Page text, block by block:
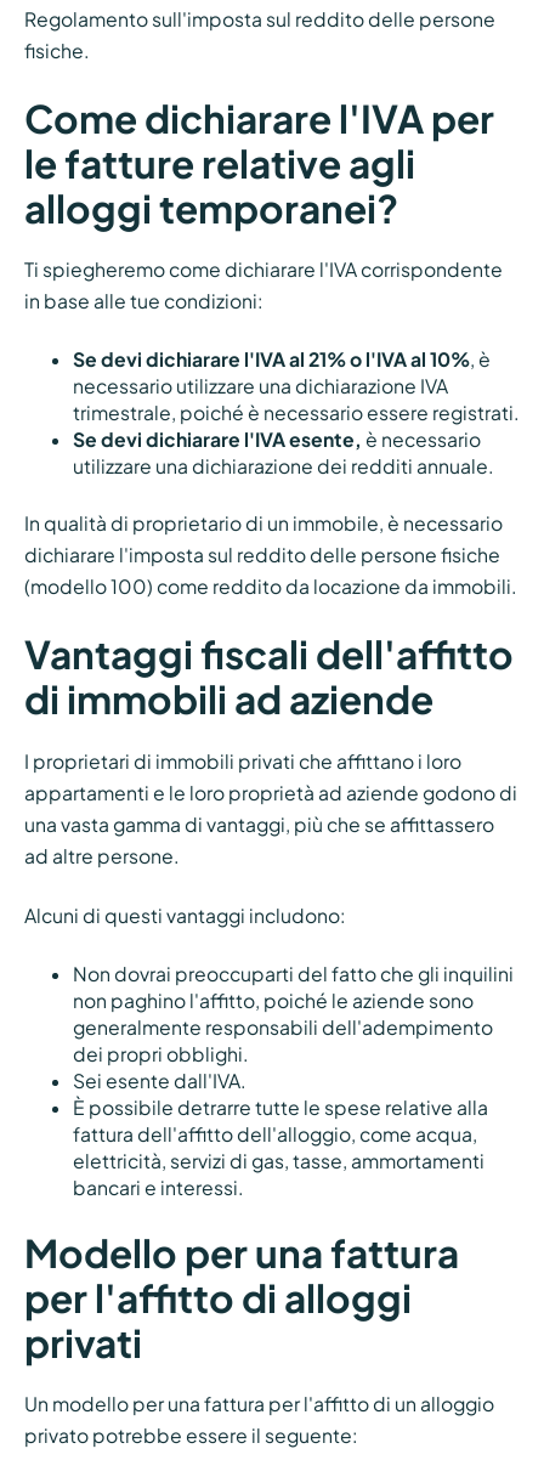
Regolamento sull'imposta sul reddito delle persone
fisiche.
Come dichiarare l'IVA per
le fatture relative agli
alloggi temporanei?
Ti spiegheremo come dichiarare l'IVA corrispondente
in base alle tue condizioni:
Se devi dichiarare l'IVA al 21% o l'IVA al 10%, è
necessario utilizzare una dichiarazione IVA
trimestrale, poiché è necessario essere registrati.
Se devi dichiarare l'IVA esente, è necessario
utilizzare una dichiarazione dei redditi annuale.
In qualità di proprietario di un immobile, è necessario
dichiarare l'imposta sul reddito delle persone fisiche
(modello 100) come reddito da locazione da immobili.
Vantaggi fiscali dell'affitto
di immobili ad aziende
I proprietari di immobili privati che affittano i loro
appartamenti e le loro proprietà ad aziende godono di
una vasta gamma di vantaggi, più che se affittassero
ad altre persone.
Alcuni di questi vantaggi includono:
Non dovrai preoccuparti del fatto che gli inquilini
non paghino l'affitto, poiché le aziende sono
generalmente responsabili dell'adempimento
dei propri obblighi.
Sei esente dall'IVA.
È possibile detrarre tutte le spese relative alla
fattura dell'affitto dell'alloggio, come acqua,
elettricità, servizi di gas, tasse, ammortamenti
bancari e interessi.
Modello per una fattura
per l'affitto di alloggi
privati
Un modello per una fattura per l'affitto di un alloggio
privato potrebbe essere il seguente: